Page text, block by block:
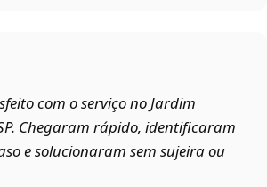
com o serviço no Jardim
Chegaram rápido, identificaram
e solucionaram sem sujeira ou